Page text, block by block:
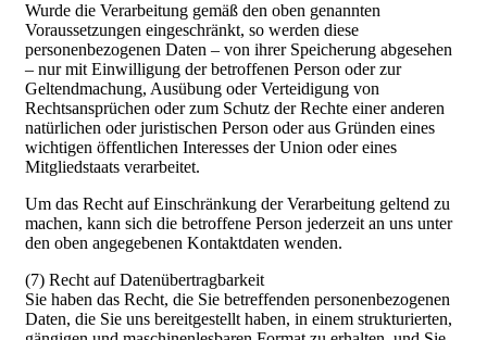
Wurde die Verarbeitung gemäß den oben genannten
Voraussetzungen eingeschränkt, so werden diese
personenbezogenen Daten – von ihrer Speicherung abgesehen
– nur mit Einwilligung der betroffenen Person oder zur
Geltendmachung, Ausübung oder Verteidigung von
Rechtsansprüchen oder zum Schutz der Rechte einer anderen
natürlichen oder juristischen Person oder aus Gründen eines
wichtigen öffentlichen Interesses der Union oder eines
Mitgliedstaats verarbeitet.
Um das Recht auf Einschränkung der Verarbeitung geltend zu
machen, kann sich die betroffene Person jederzeit an uns unter
den oben angegebenen Kontaktdaten wenden.
(7) Recht auf Datenübertragbarkeit
Sie haben das Recht, die Sie betreffenden personenbezogenen
Daten, die Sie uns bereitgestellt haben, in einem strukturierten,